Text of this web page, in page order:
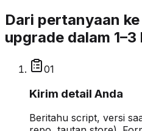
Dari pertanyaan
upgrade dalam 1–3
01
Kirim detail Anda
Beritahu script, versi